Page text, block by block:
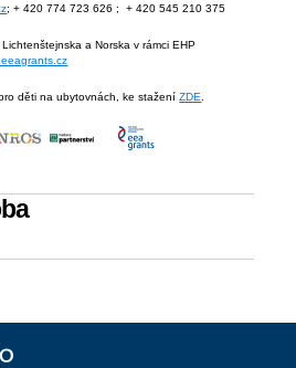
; + 420 774 723 626 ; + 420 545 210 375
a Norska v rámci EHP
děti na ubytovnách, ke staženíZDE.